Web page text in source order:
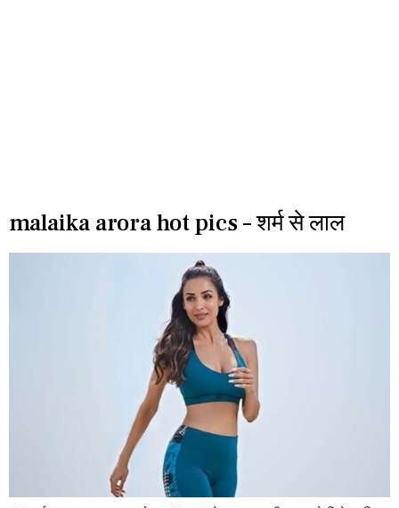
malaika arora hot pics – शर्म से लाल